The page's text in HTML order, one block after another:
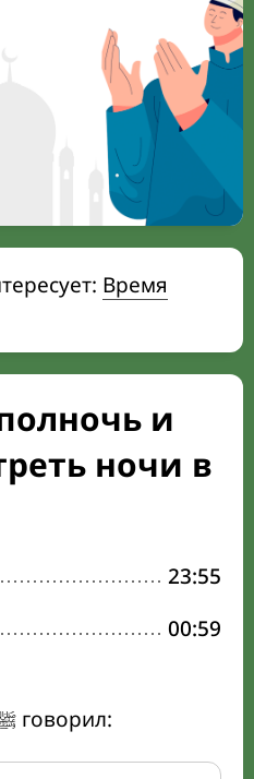
Время
и
ночи в
23:55
00:59
Посланник Аллаха ﷺ говорил: